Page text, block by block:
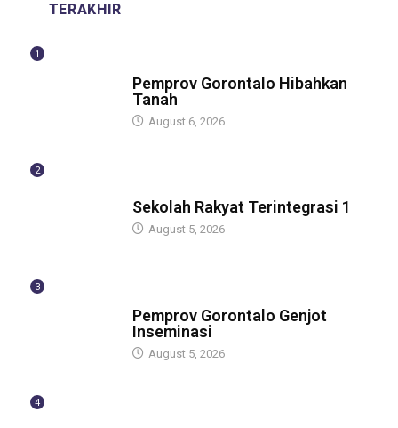
TERAKHIR
1
Pemprov Gorontalo Hibahkan
Tanah
August 6, 2026
2
Sekolah Rakyat Terintegrasi 1
August 5, 2026
3
Pemprov Gorontalo Genjot
Inseminasi
August 5, 2026
4